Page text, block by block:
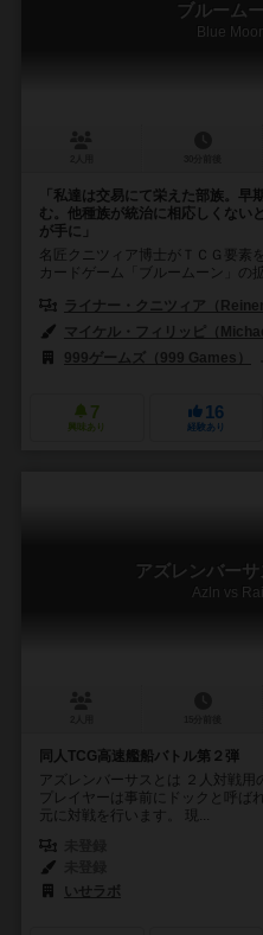
ブルーム
Blue
「私達は交易にて栄えた部族。
む。他種族が統治に相応しくない
が手に」
名匠クニツィア博士がＴＣＧ要素
カードゲーム「ブルームーン」の
ライナー・クニツィア（
マイケル・フィリッピ（
999ゲームズ（999 Games）
7
興味あり
16
経験あり
アズレンバー
Azln vs
同人TCG高速艦船バトル第２弾
アズレンバーサスとは ２人対戦用
プレイヤーは事前にドックと呼ば
元に対戦を行います。 現...
いせラボ